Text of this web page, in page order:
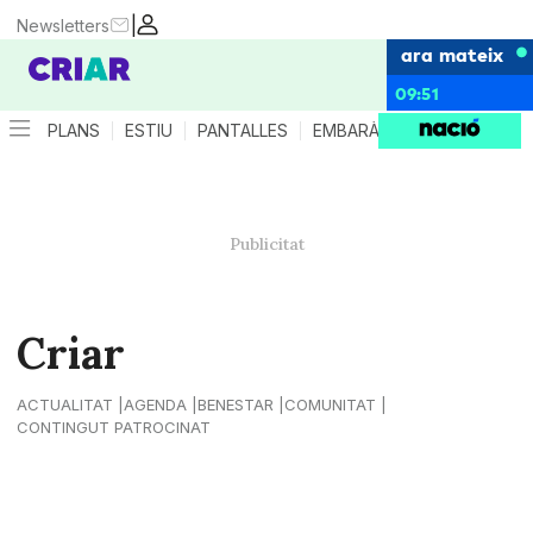
|
Newsletters
ara mateix
09:51
PLANS ESTIU PANTALLES EMBARÀS CRIANÇA
Criar
ACTUALITAT AGENDA BENESTAR
COMUNITAT
CONTINGUT PATROCINAT